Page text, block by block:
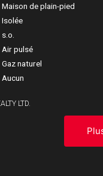
Maison de plain-pied
Isolée
s.o.
Air pulsé
Gaz naturel
Aucun
LTD.